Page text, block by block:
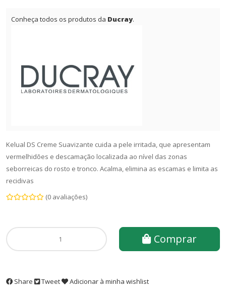
Conheça todos os produtos da Ducray.
Kelual DS Creme Suavizante cuida a pele irritada, que apresentam
vermelhidões e descamação localizada ao nível das zonas
seborreicas do rosto e tronco. Acalma, elimina as escamas e limita as
recidivas
(0 avaliações)
Comprar
Share Tweet Adicionar à minha wishlist